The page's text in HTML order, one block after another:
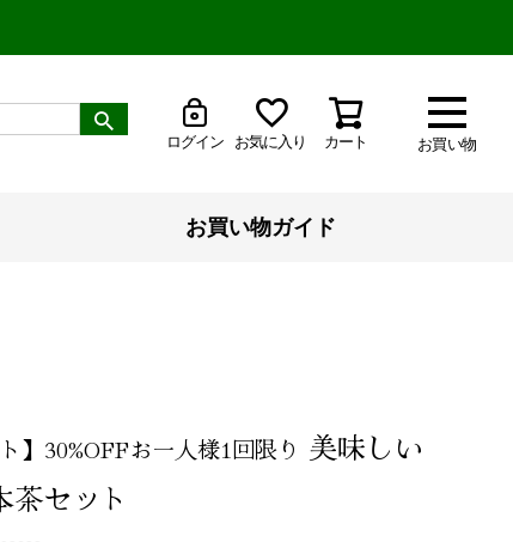
お買い物
ログイン お気に入り カート
お買い物ガイド
】30%OFFお一人様1回限り 美味しい
茶セット